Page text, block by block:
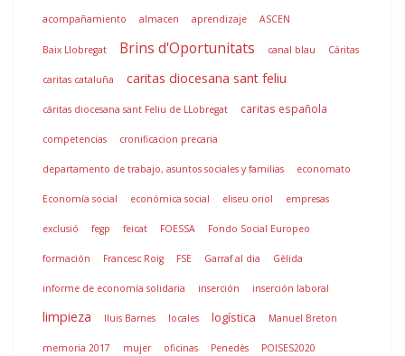
acompañamiento almacen aprendizaje ASCEN
Baix Llobregat Brins d'Oportunitats canal blau Cáritas
caritas cataluña caritas diocesana sant feliu
cáritas diocesana sant Feliu de LLobregat caritas española
competencias cronificacion precaria
departamento de trabajo, asuntos sociales y familias economato
Economía social económica social eliseu oriol empresas
exclusió fegp feicat FOESSA Fondo Social Europeo
formación Francesc Roig FSE Garraf al dia Gèlida
informe de economía solidaria inserción inserción laboral
limpieza lluis Barnes locales logística Manuel Breton
memoria 2017 mujer oficinas Penedès POISES2020